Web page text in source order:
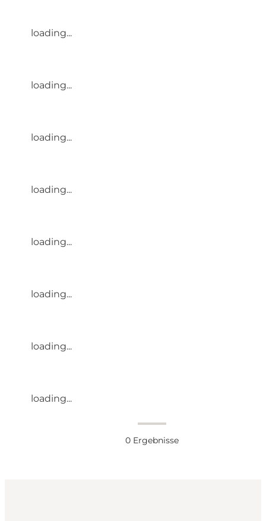
loading...
loading...
loading...
loading...
loading...
loading...
loading...
loading...
0 Ergebnisse